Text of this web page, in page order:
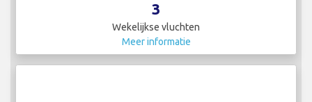
3
Wekelijkse vluchten
Meer informatie